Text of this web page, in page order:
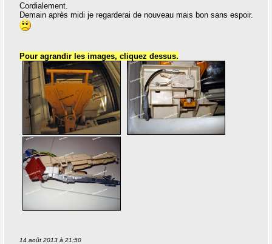
Cordialement.
Demain après midi je regarderai de nouveau mais bon sans espoir.
Pour agrandir les images, cliquez dessus.
14 août 2013 à 21:50